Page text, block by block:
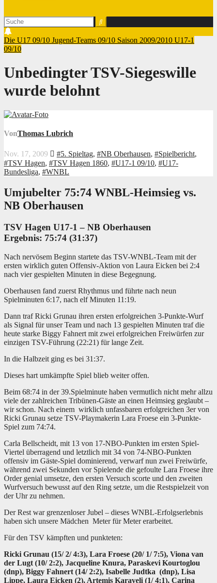
Die U17 09/10 Jugend-Teams 09/10 Saison 2009/2010 U17-1
09/10
Unbedingter TSV-Siegeswille
wurde belohnt
VonThomas Lubrich
Nov. 17, 2009 #5. Spieltag, #NB Oberhausen, #Spielbericht,
#TSV Hagen, #TSV Hagen 1860, #U17-1 09/10, #U17-
Bundesliga, #WNBL
Umjubelter 75:74 WNBL-Heimsieg vs.
NB Oberhausen
TSV Hagen U17-1 – NB Oberhausen
Ergebnis: 75:74 (31:37)
Nach nervösem Beginn startete das TSV-WNBL-Team mit der
ersten wirklich guten Offensiv-Aktion von Laura Eicken bei 2:4
nach vier gespielten Minuten in diese Begegnung.
Oberhausen fand zuerst Rhythmus und führte nach neun
Spielminuten 6:17, nach elf Minuten 11:19.
Dann traf Ricki Grunau ihren ersten erfolgreichen 3-Punkte-Wurf
als Signal für unser Team und nach 13 gespielten Minuten traf die
heute starke Biggy Fahnert mit zwei erfolgreichen Freiwürfen zur
einzigen TSV-Führung (22:21) für lange Zeit.
In die Halbzeit ging es bei 31:37.
Dieses hart umkämpfte Spiel blieb weiter offen.
Beim 68:74 in der 39.Spielminute haben vermutlich nicht mehr allzu
viele der zahlreichen Tribünen-Gäste an einen Heimsieg geglaubt –
wir schon. Nach einem wirklich unfassbaren erfolgreichen 3er von
Ricki Grunau setze TSV-Playmakerin Lara Froese ein 3-Punkte-
Spiel zum 74:74.
Carla Bellscheidt, mit 13 von 17-NBO-Punkten im ersten Spiel-
Viertel überragend und letztlich mit 34 von 74-NBO-Punkten
offensiv im Gäste-Spiel dominierend, verwarf nun zwei Freiwürfe,
während zwei Sekunden vor Spielende die gefoulte Lara Froese ihre
Order genial umsetze, den ersten Versuch scorte und den zweiten
Wurfversuch bewusst auf den Ring setzte, um die Restspielzeit von
der Uhr zu nehmen.
Der Rest war grenzenloser Jubel – dieses WNBL-Erfolgserlebnis
haben sich unsere Mädchen Meter für Meter erarbeitet.
Für den TSV kämpften und punkteten:
Ricki Grunau (15/ 2/ 4:3), Lara Froese (20/ 1/ 7:5), Viona van
der Lugt (10/ 2:2), Jacqueline Knura, Paraskevi Kourtoglou
(dnp), Biggy Fahnert (14/ 2:2), Isabelle Judtka (dnp), Lisa
Lippe, Laura Eicken (2), Artemis Karaveli (1/ 4:1), Carina